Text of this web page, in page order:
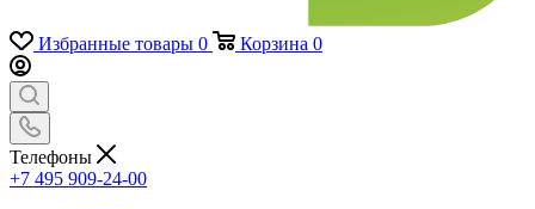
Избранные товары 0 Корзина 0
Телефоны
+7 495 909-24-00